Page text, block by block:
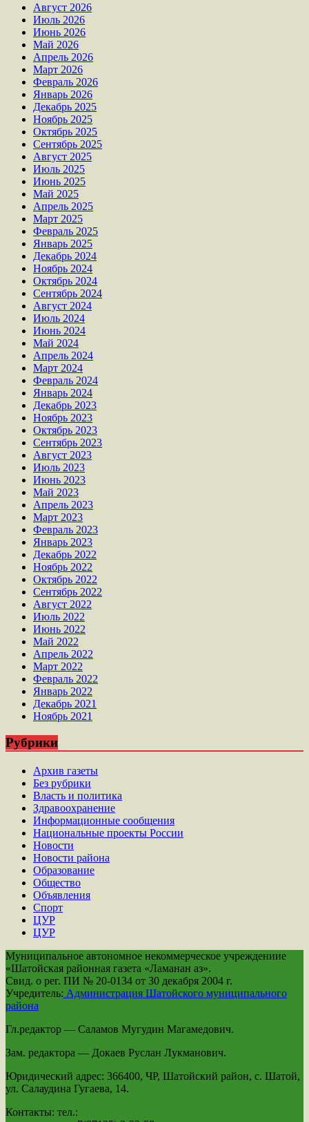
Август 2026
Июль 2026
Июнь 2026
Май 2026
Апрель 2026
Март 2026
Февраль 2026
Январь 2026
Декабрь 2025
Ноябрь 2025
Октябрь 2025
Сентябрь 2025
Август 2025
Июль 2025
Июнь 2025
Май 2025
Апрель 2025
Март 2025
Февраль 2025
Январь 2025
Декабрь 2024
Ноябрь 2024
Октябрь 2024
Сентябрь 2024
Август 2024
Июль 2024
Июнь 2024
Май 2024
Апрель 2024
Март 2024
Февраль 2024
Январь 2024
Декабрь 2023
Ноябрь 2023
Октябрь 2023
Сентябрь 2023
Август 2023
Июль 2023
Июнь 2023
Май 2023
Апрель 2023
Март 2023
Февраль 2023
Январь 2023
Декабрь 2022
Ноябрь 2022
Октябрь 2022
Сентябрь 2022
Август 2022
Июль 2022
Июнь 2022
Май 2022
Апрель 2022
Март 2022
Февраль 2022
Январь 2022
Декабрь 2021
Ноябрь 2021
Рубрики
Архив газеты
Без рубрики
Власть и политика
Здравоохранение
Информационные сообщения
Национальные проекты России
Новости
Новости района
Образование
Общество
Объявления
Спорт
ЦУР
ЦУР
Муниципальное автономное некоммерческое учреждениие
«Шатойская районная газета «Ламанан аз».
Свид. о рег. ПИ № 20-0134 от 30 декабря 2004 г.
Учредитель: Администрация Шатойского муниципального
района
Гл.редактор — Саламов Мугудин Магамедович.
Зам. редактора — Докаев Руслан Лукманович.
Юридический адрес: 366400, ЧР, Шатойский район, с. Шатой,
ул. Салаудина Гугаева, 14.
Контакты: тел.: